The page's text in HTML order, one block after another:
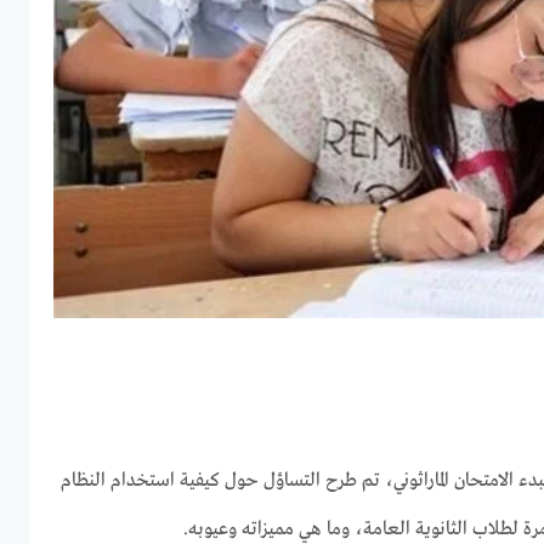
الامتحان الماراثوني، تم طرح التساؤل حول كيفية استخدام النظام